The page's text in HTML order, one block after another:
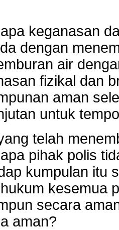
keganasan
dengan
air
fizikal dan
aman
untuk
telah
pihak polis
kumpulan itu
kesemua
secara
aman?